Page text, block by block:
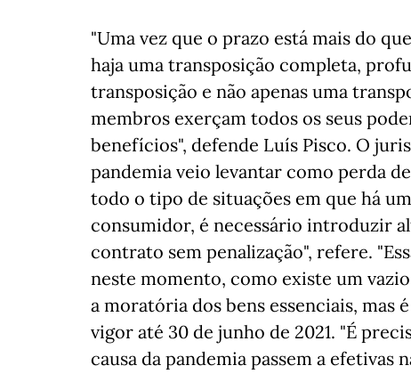
"Uma vez que o prazo está mais do
haja uma transposição completa,
transposição e não apenas uma
membros exerçam todos os seus
benefícios", defende Luís Pisco. O
pandemia veio levantar como perda
todo o tipo de situações em que há
consumidor, é necessário introduzir
contrato sem penalização", refere.
neste momento, como existe um
a moratória dos bens essenciais, mas
vigor até 30 de junho de 2021. "É
causa da pandemia passem a efetivas